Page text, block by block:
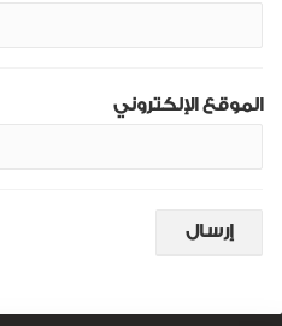
الموقع الإلكتروني